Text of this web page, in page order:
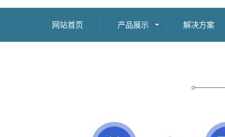
网站首页 产品展示 解决方案